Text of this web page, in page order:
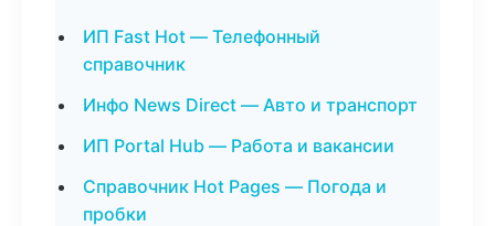
ИП Fast Hot — Телефонный
справочник
Инфо News Direct — Авто и транспорт
ИП Portal Hub — Работа и вакансии
Справочник Hot Pages — Погода и
пробки